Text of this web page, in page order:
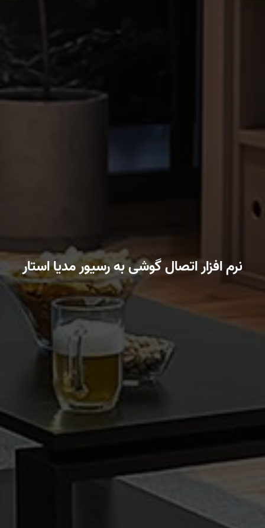
نرم افزار اتصال گوشی به رسیور مدیا استار